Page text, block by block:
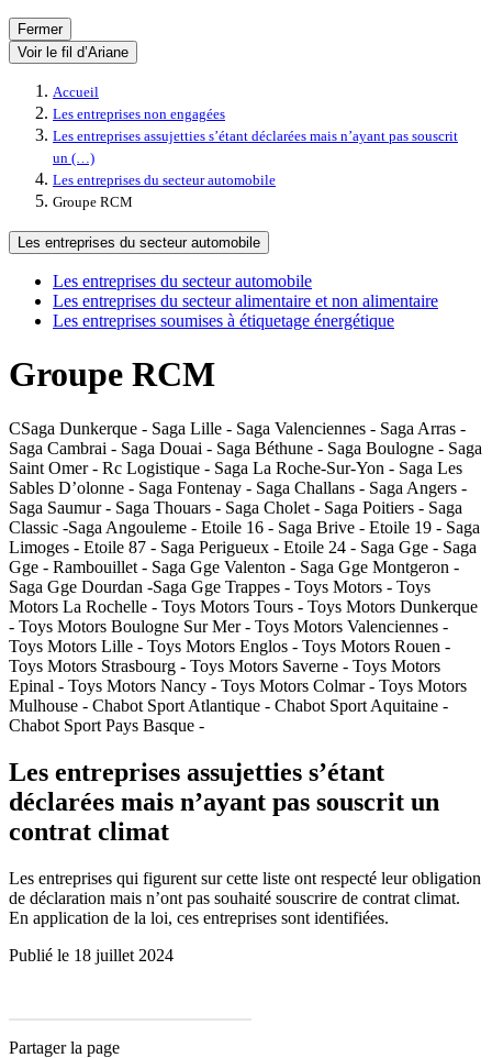
Fermer
Voir le fil d’Ariane
Accueil
Les entreprises non engagées
Les entreprises assujetties s’étant déclarées mais n’ayant pas souscrit
un (…)
Les entreprises du secteur automobile
Groupe RCM
Les entreprises du secteur automobile
Les entreprises du secteur automobile
Les entreprises du secteur alimentaire et non alimentaire
Les entreprises soumises à étiquetage énergétique
Groupe RCM
CSaga Dunkerque - Saga Lille - Saga Valenciennes - Saga Arras -
Saga Cambrai - Saga Douai - Saga Béthune - Saga Boulogne - Saga
Saint Omer - Rc Logistique - Saga La Roche-Sur-Yon - Saga Les
Sables D’olonne - Saga Fontenay - Saga Challans - Saga Angers -
Saga Saumur - Saga Thouars - Saga Cholet - Saga Poitiers - Saga
Classic -Saga Angouleme - Etoile 16 - Saga Brive - Etoile 19 - Saga
Limoges - Etoile 87 - Saga Perigueux - Etoile 24 - Saga Gge - Saga
Gge - Rambouillet - Saga Gge Valenton - Saga Gge Montgeron -
Saga Gge Dourdan -Saga Gge Trappes - Toys Motors - Toys
Motors La Rochelle - Toys Motors Tours - Toys Motors Dunkerque
- Toys Motors Boulogne Sur Mer - Toys Motors Valenciennes -
Toys Motors Lille - Toys Motors Englos - Toys Motors Rouen -
Toys Motors Strasbourg - Toys Motors Saverne - Toys Motors
Epinal - Toys Motors Nancy - Toys Motors Colmar - Toys Motors
Mulhouse - Chabot Sport Atlantique - Chabot Sport Aquitaine -
Chabot Sport Pays Basque -
Les entreprises assujetties s’étant
déclarées mais n’ayant pas souscrit un
contrat climat
Les entreprises qui figurent sur cette liste ont respecté leur obligation
de déclaration mais n’ont pas souhaité souscrire de contrat climat.
En application de la loi, ces entreprises sont identifiées.
Publié le 18 juillet 2024
Partager la page